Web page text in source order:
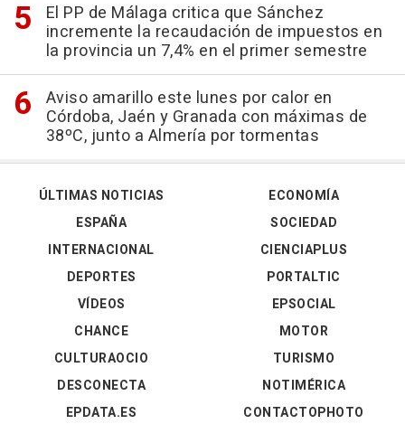
El PP de Málaga critica que Sánchez
incremente la recaudación de impuestos en
la provincia un 7,4% en el primer semestre
Aviso amarillo este lunes por calor en
Córdoba, Jaén y Granada con máximas de
38ºC, junto a Almería por tormentas
ÚLTIMAS NOTICIAS
ESPAÑA
INTERNACIONAL
DEPORTES
VÍDEOS
ECONOMÍA
SOCIEDAD
CIENCIAPLUS
PORTALTIC
EPSOCIAL
CHANCE
CULTURAOCIO
DESCONECTA
EPDATA.ES
MOTOR
TURISMO
NOTIMÉRICA
CONTACTOPHOTO